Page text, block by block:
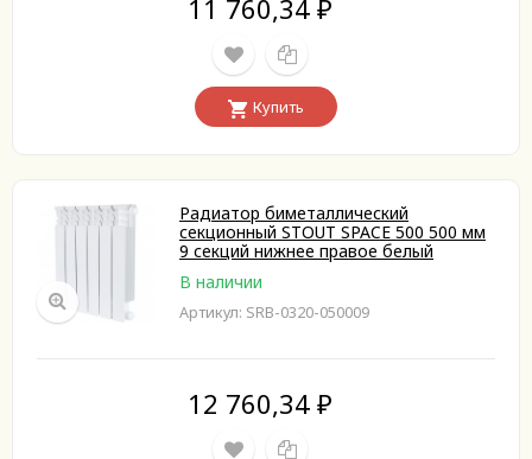
11 760,34 ₽
Купить
Радиатор биметаллический
секционный STOUT SPACE 500 500 мм
9 секций нижнее правое белый
В наличии
Артикул: SRB-0320-050009
12 760,34 ₽